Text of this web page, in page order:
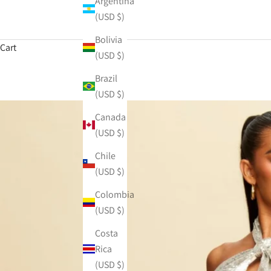
(USD $)
Bolivia
(USD $)
Brazil
(USD $)
Canada
(USD $)
Chile
(USD $)
Colombia
(USD $)
Costa
Rica
(USD $)
Cart